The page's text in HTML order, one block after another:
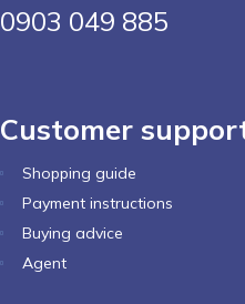
0903 049 885
Customer
Shopping guide
Payment instructions
Buying advice
Agent